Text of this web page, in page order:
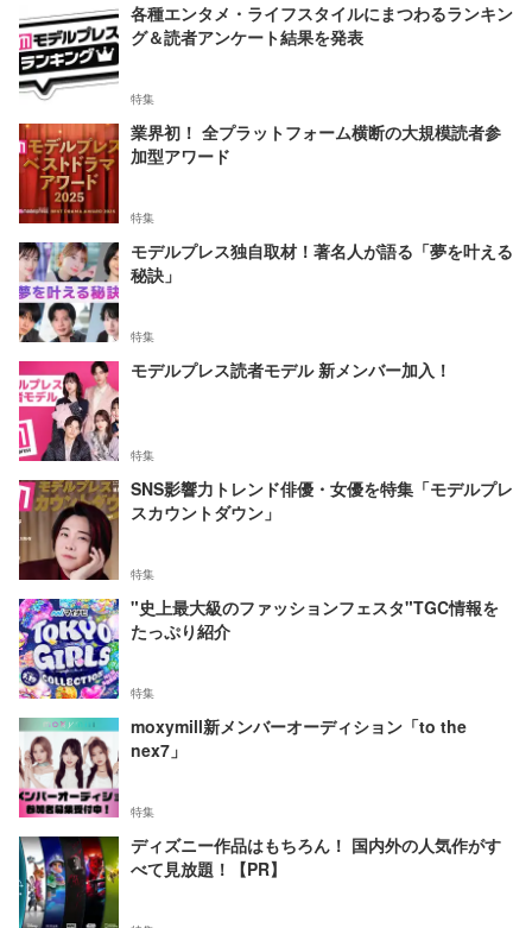
各種エンタメ・ライフスタイルにまつわるランキン
グ＆読者アンケート結果を発表
特集
業界初！ 全プラットフォーム横断の大規模読者参
加型アワード
特集
モデルプレス独自取材！著名人が語る「夢を叶える
秘訣」
特集
モデルプレス読者モデル 新メンバー加入！
特集
SNS影響力トレンド俳優・女優を特集「モデルプレ
スカウントダウン」
特集
"史上最大級のファッションフェスタ"TGC情報を
たっぷり紹介
特集
moxymill新メンバーオーディション「to the
nex7」
特集
ディズニー作品はもちろん！ 国内外の人気作がす
べて見放題！【PR】